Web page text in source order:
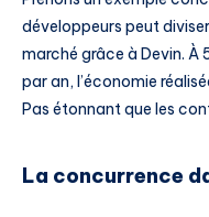
développeurs peut
marché grâce à Devin.
par an, l’économie
Pas étonnant que les
La concurrence